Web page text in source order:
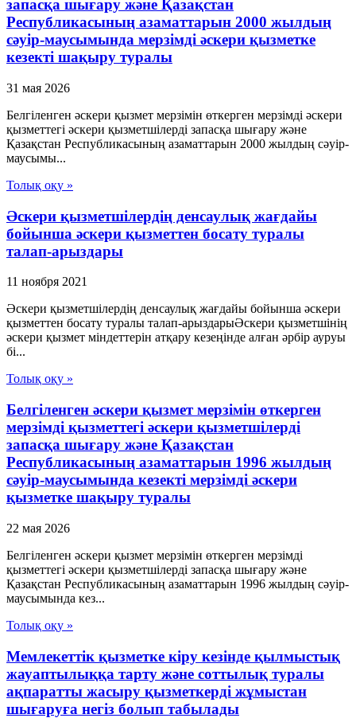
запасқа шығару және Қазақстан
Республикасының азаматтарын 2000 жылдың
сәуір-маусымында мерзімді әскери қызметке
кезекті шақыру туралы
31 мая 2026
Белгіленген әскери қызмет мерзімін өткерген мерзімді әскери
қызметтегі әскери қызметшілерді запасқа шығару және
Қазақстан Республикасының азаматтарын 2000 жылдың сәуір-
маусымы...
Толық оқу »
Әскери қызметшілердің денсаулық жағдайы
бойынша әскери қызметтен босату туралы
талап-арыздары
11 ноября 2021
Әскери қызметшілердің денсаулық жағдайы бойынша әскери
қызметтен босату туралы талап-арыздарыӘскери қызметшінің
әскери қызмет міндеттерін атқару кезеңінде алған әрбір ауруы
бі...
Толық оқу »
Белгiленген әскери қызмет мерзiмiн өткерген
мерзiмдi қызметтегi әскери қызметшiлердi
запасқа шығару және Қазақстан
Республикасының азаматтарын 1996 жылдың
сәуiр-маусымында кезектi мерзiмдi әскери
қызметке шақыру туралы
22 мая 2026
Белгiленген әскери қызмет мерзiмiн өткерген мерзiмдi
қызметтегi әскери қызметшiлердi запасқа шығару және
Қазақстан Республикасының азаматтарын 1996 жылдың сәуiр-
маусымында кез...
Толық оқу »
Мемлекеттік қызметке кіру кезінде қылмыстық
жауаптылыққа тарту және соттылық туралы
ақпаратты жасыру қызметкерді жұмыстан
шығаруға негіз болып табылады